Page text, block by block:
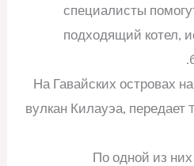
специалисты
подходящий котел,
На Гавайских островах
вулкан Килауэа, передает
По одной из